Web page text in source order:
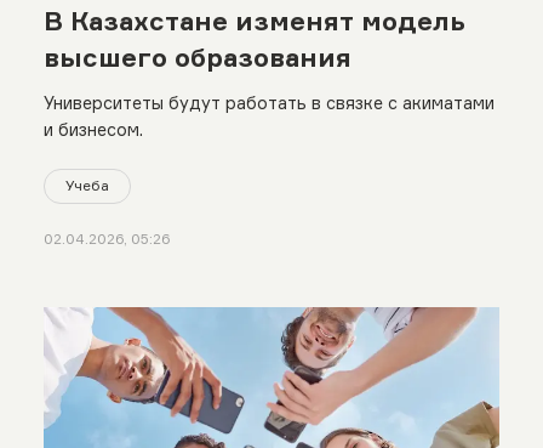
В Казахстане изменят модель
высшего образования
Университеты будут работать в связке с акиматами
и бизнесом.
Учеба
02.04.2026, 05:26